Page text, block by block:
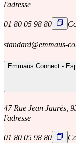
l'adresse
01 80 05 98 80
standard@emmaus-
Emmaüs Connect -
47 Rue Jean Jaurès,
l'adresse
01 80 05 98 80